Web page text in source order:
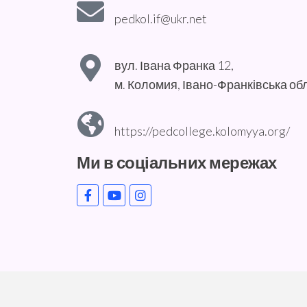
pedkol.if@ukr.net
вул. Івана Франка 12,
м. Коломия, Івано-Франківська
https://pedcollege.kolomyya.org/
Ми в соціальних мережах